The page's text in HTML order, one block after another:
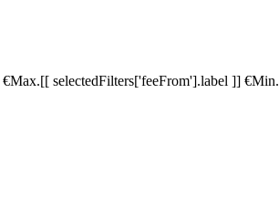
€Max.[[ selectedFilters['feeFrom'].label ]] €Min.